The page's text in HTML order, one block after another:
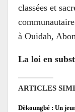
classées et
à Ouidah,
La loi en
ARTICLES
Dèkoungbé : Un